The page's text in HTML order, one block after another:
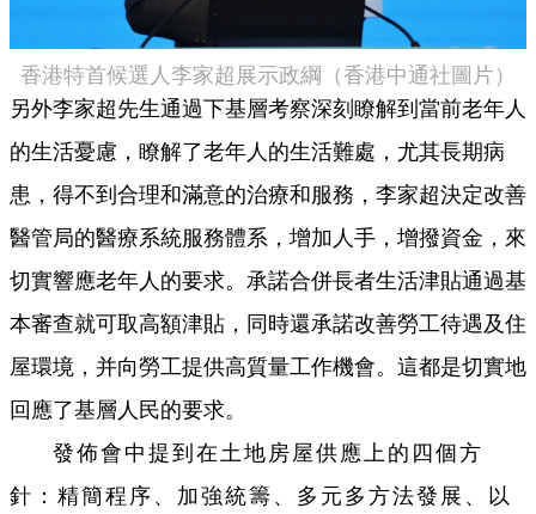
香港特首候選人李家超展示政綱（香港中通社圖片）
另外李家超先生通過下基層考察深刻瞭解到當前老年人
的生活憂慮，瞭解了老年人的生活難處，尤其長期病
患，得不到合理和滿意的治療和服務，李家超決定改善
醫管局的醫療系統服務體系，增加人手，增撥資金，來
切實響應老年人的要求。承諾合併長者生活津貼通過基
本審查就可取高額津貼，同時還承諾改善勞工待遇及住
屋環境，并向勞工提供高質量工作機會。這都是切實地
回應了基層人民的要求。
發佈會中提到在土地房屋供應上的四個方
針：精簡程序、加強統籌、多元多方法發展、以